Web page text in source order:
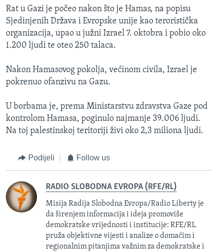
Rat u Gazi je počeo nakon što je Hamas, na popisu
Sjedinjenih Država i Evropske unije kao teroristička
organizacija, upao u južni Izrael 7. oktobra i pobio oko
1.200 ljudi te oteo 250 talaca.
Nakon Hamasovog pokolja, većinom civila, Izrael je
pokrenuo ofanzivu na Gazu.
U borbama je, prema Ministarstvu zdravstva Gaze pod
kontrolom Hamasa, poginulo najmanje 39.006 ljudi.
Na toj palestinskoj teritoriji živi oko 2,3 miliona ljudi.
Podijeli Follow us
RADIO SLOBODNA EVROPA (RFE/RL)
Misija Radija Slobodna Evropa/Radio Liberty je
da širenjem informacija i ideja promoviše
demokratske vrijednosti i institucije: RFE/RL
pruža objektivne vijesti i analize o domaćim i
regionalnim pitanjima važnim za demokratske i